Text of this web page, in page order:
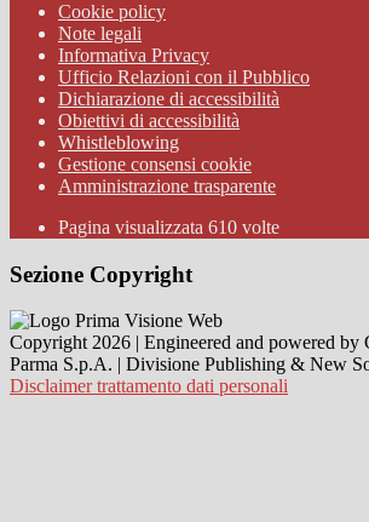
Cookie policy
Note legali
Informativa Privacy
Ufficio Relazioni con il Pubblico
Dichiarazione di accessibilità
Obiettivi di accessibilità
Whistleblowing
Gestione consensi cookie
Amministrazione trasparente
Pagina visualizzata 610 volte
Sezione Copyright
Copyright 2026 | Engineered and powered by
Parma S.p.A. | Divisione Publishing & New
Disclaimer trattamento dati personali